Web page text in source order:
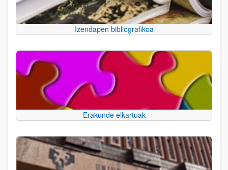
Izendapen bibliografikoa
Erakunde elkartuak